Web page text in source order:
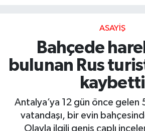
ASAYIŞ
Bahçede
bulunan Rus
kaybetti
Antalya’ya 12 gün önce gelen
vatandaşı, bir evin
Olayla ilgili geniş çaplı
Ekonomi
Güncel
Haberde İnsan
Süper Lig Puan Durumu ve
Tüm Manşetler
Son Dakika Haberleri
Haber Arşivi